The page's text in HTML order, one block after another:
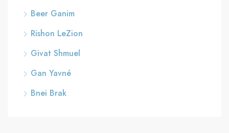
Beer Ganim
Rishon LeZion
Givat Shmuel
Gan Yavné
Bnei Brak